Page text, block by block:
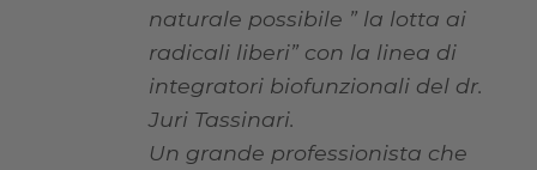
naturale possibile ” la lotta ai
radicali liberi” con la linea di
integratori biofunzionali del dr.
Juri Tassinari.
Un grande professionista che